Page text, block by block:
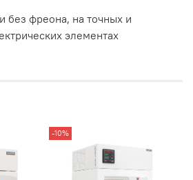
без фреона, на точных и
элементах
-10%